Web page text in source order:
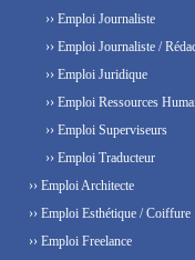
›› Emploi Journaliste
›› Emploi Journaliste /
›› Emploi Juridique
›› Emploi Ressources
›› Emploi Superviseurs
›› Emploi Traducteur
›› Emploi Architecte
›› Emploi Esthétique / Coiffure
›› Emploi Freelance